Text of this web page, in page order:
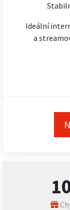
Ideální
a